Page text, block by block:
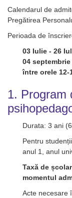
Calendarul de
Pregătirea
Perioada de
03 Iulie - 26
04
între orele 12-
1. Program
Durata: 3 ani
Pentru
anul 1, anul
Taxă de
momentul
Acte necesare